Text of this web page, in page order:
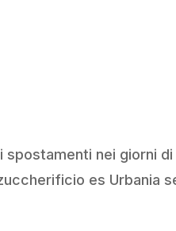
nei giorni di
es Urbania